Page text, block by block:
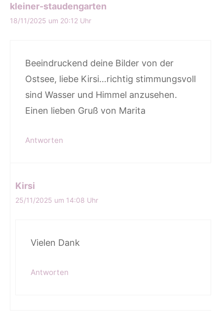
kleiner-staudengarten
18/11/2025 um 20:12 Uhr
Beeindruckend deine Bilder von der
Ostsee, liebe Kirsi…richtig stimmungsvoll
sind Wasser und Himmel anzusehen.
Einen lieben Gruß von Marita
Antworten
Kirsi
25/11/2025 um 14:08 Uhr
Vielen Dank
Antworten